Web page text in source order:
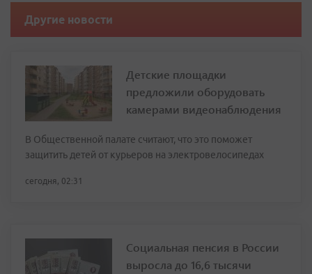
Другие новости
Детские площадки
предложили оборудовать
камерами видеонаблюдения
В Общественной палате считают, что это поможет
защитить детей от курьеров на электровелосипедах
сегодня, 02:31
Социальная пенсия в России
выросла до 16,6 тысячи